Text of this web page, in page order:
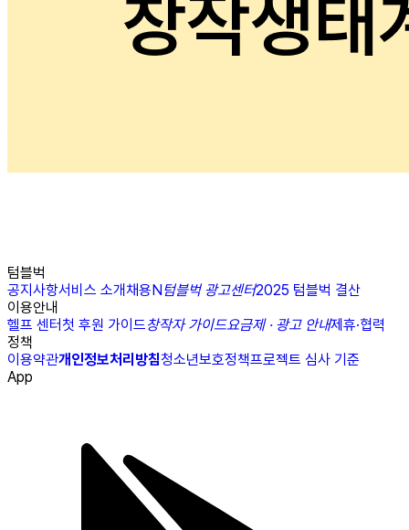
텀블벅
공지사항서비스 소개채용N텀블벅 광고센터2025 텀블벅 결산
이용안내
헬프 센터첫 후원 가이드창작자 가이드요금제 · 광고 안내제휴·협력
정책
이용약관개인정보처리방침청소년보호정책프로젝트 심사 기준
App